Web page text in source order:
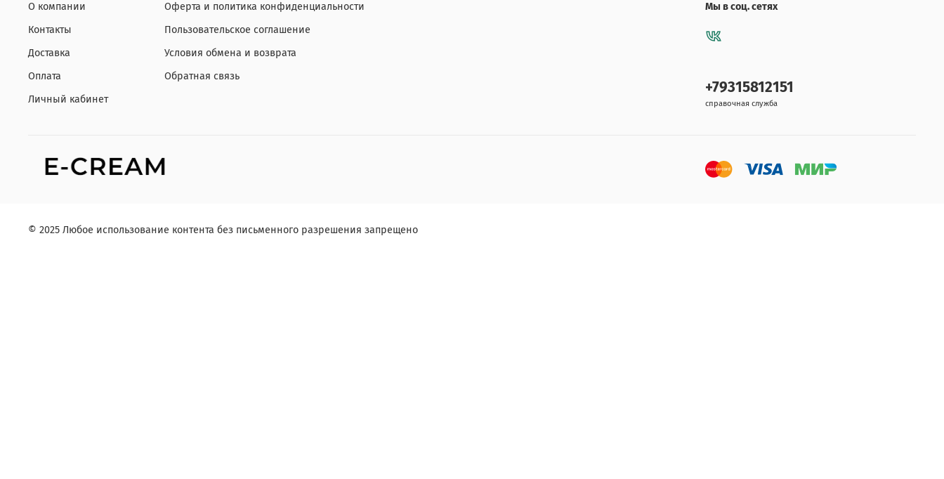
О компании
Контакты
Доставка
Оплата
Личный кабинет
Оферта и политика конфиденциальности
Пользовательское соглашение
Условия обмена и возврата
Обратная связь
Мы в соц. сетях
+79315812151
справочная служба
© 2025 Любое использование контента без письменного разрешения запрещено